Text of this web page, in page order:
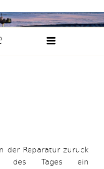
Rügen
der Reparatur zurück
des Tages ein